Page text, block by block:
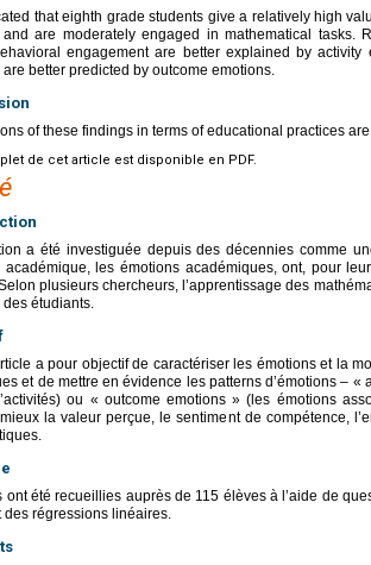
that eighth grade students give a relatively high
and are moderately engaged in mathematical tasks.
engagement are better explained by activity
better predicted by outcome emotions.
of these findings in terms of educational practices
de cet article est disponible en PDF.
a été investiguée depuis des décennies comme
académique, les émotions académiques, ont, pour
plusieurs chercheurs, l’apprentissage des
des étudiants.
a pour objectif de caractériser les émotions et la
et de mettre en évidence les patterns d’émotions –
ou « outcome emotions » (les émotions
la valeur perçue, le sentiment de compétence,
ont été recueillies auprès de 115 élèves à l’aide de
des régressions linéaires.